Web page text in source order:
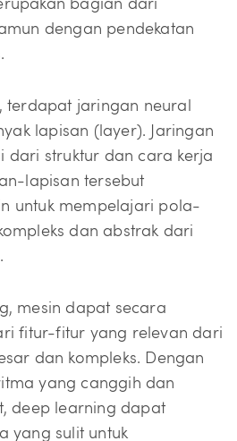
bagian dari
dengan pendekatan
terdapat jaringan neural
lapisan (layer). Jaringan
dari struktur dan cara kerja
lapisan tersebut
untuk mempelajari pola-
dan abstrak dari
mesin dapat secara
fitur-fitur yang relevan dari
dan kompleks. Dengan
yang canggih dan
deep learning dapat
yang sulit untuk